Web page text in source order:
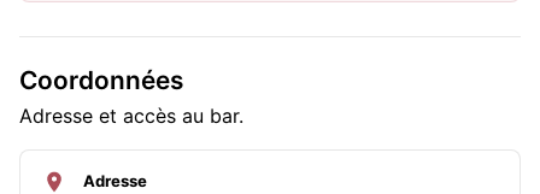
Coordonnées
Adresse et accès au bar.
Adresse